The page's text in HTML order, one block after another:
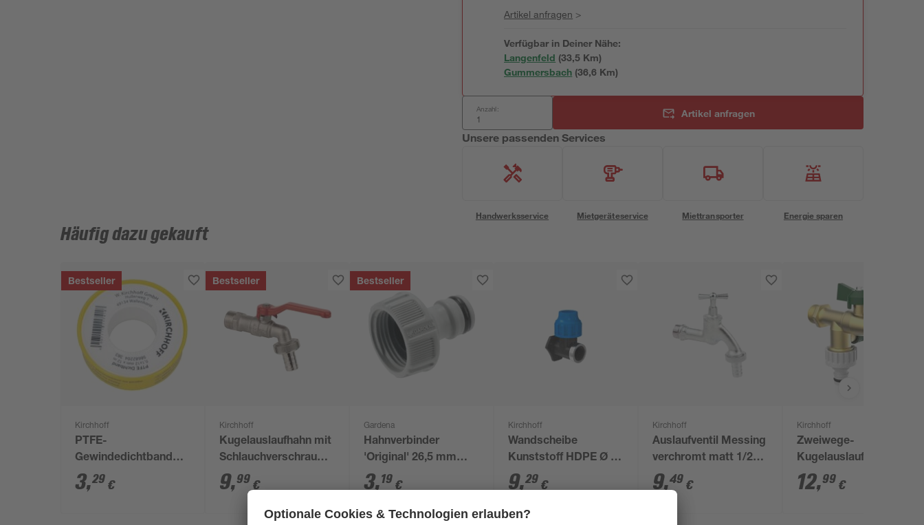
Artikel anfragen >
Verfügbar in Deiner Nähe:
Langenfeld (33,5 Km)
Gummersbach (36,6 Km)
Anzahl: Artikel anfragen
Unsere passenden Services
Handwerksservice Mietgeräteservice Miettransporter Energie sparen
Häufig dazu gekauft
Bestseller
Kirchhoff
PTFE-
Gewindedichtband
0,1 x 12 mm x 12 m
3,29 €
Bestseller
Kirchhoff
Kugelauslaufhahn mit
Schlauchverschraubung,
vernickelt, 1/2" x 3/4"
9,99 €
Bestseller
Gardena
Hahnverbinder
'Original' 26,5 mm
(3/4") grau
3,19 €
Kirchhoff
Wandscheibe
Kunststoff HDPE Ø 25
mm x 3/4" IG
9,29 €
Kirchhoff
Auslaufventil Messing
verchromt matt 1/2"
AG x 3/4" AG x 1/2" T,
mit Knebelgriff
9,49 €
Kirchhoff
Zweiwege-
Kugelauslaufventil
Messing 1/2" AG x
3/4" AG x 3/4" AG
12,99 €